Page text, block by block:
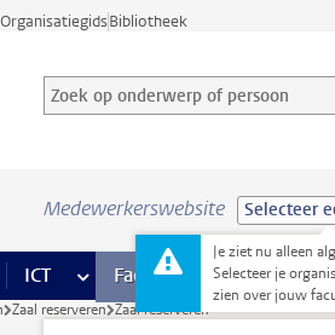
OrganisatiegidsBibliotheek
Zoek op onderwerp of persoon en
Zoekterm
Medewerkerswebsite Selecteer
Je ziet nu alleen
Selecteer je
zien over jouw
Financiën pagina’s
ICT meer ICT pagina’s
Faciliteiten meer
Zaal reserveren Zaal reserveren